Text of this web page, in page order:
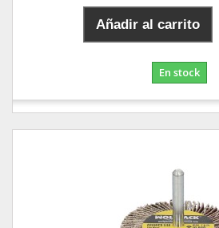
Añadir al carrito
En stock